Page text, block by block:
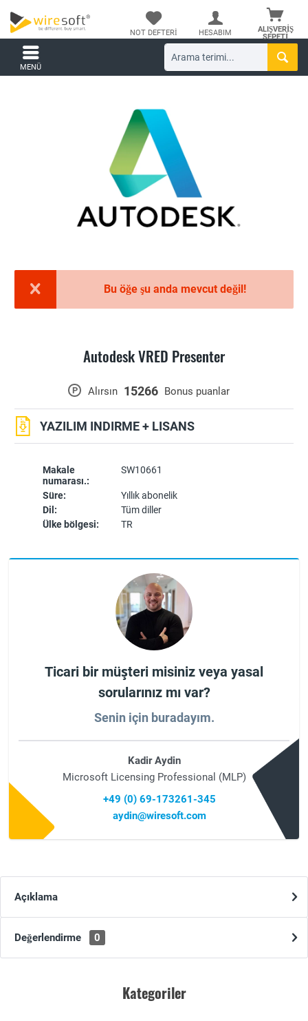
ALIŞVERIŞ
SEPETI
NOT DEFTERI HESABIM
MENÜ
Bu öğe şu anda mevcut değil!
Autodesk VRED Presenter
Makale
numarası.:
SW10661
Süre:
Yıllık abonelik
Dil:
Tüm diller
Ülke bölgesi:
TR
P Alırsın 15266 Bonus puanlar
YAZILIM INDIRME + LISANS
Ticari bir müşteri misiniz veya yasal
sorularınız mı var?
Senin için buradayım.
Kadir Aydin
Microsoft Licensing Professional (MLP)
+49 (0) 69-173261-345
aydin@wiresoft.com
Açıklama
Değerlendirme 0
Kategoriler